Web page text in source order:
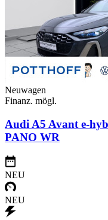
Neuwagen
Finanz. mögl.
Audi A5 Avant e-
PANO WR
NEU
NEU